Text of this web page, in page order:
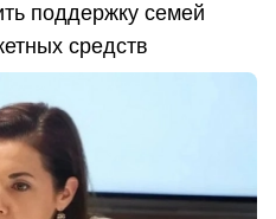
поддержку семей
средств